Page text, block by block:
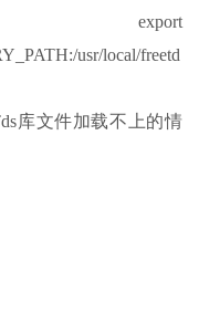
usr/local/freetd
库文件加载不上的情